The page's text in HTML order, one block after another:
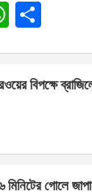
W
s
p
e
বিপক্ষে
মিনিটের গোলে